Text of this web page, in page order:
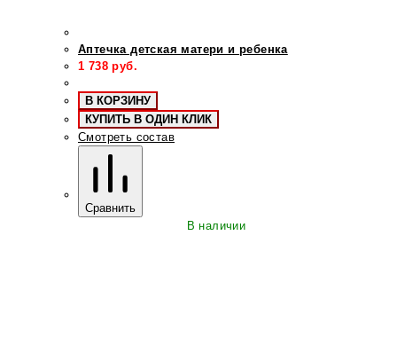
Аптечка детская матери и ребенка
1 738 руб.
В КОРЗИНУ
КУПИТЬ В ОДИН КЛИК
Смотреть состав
Сравнить
В наличии